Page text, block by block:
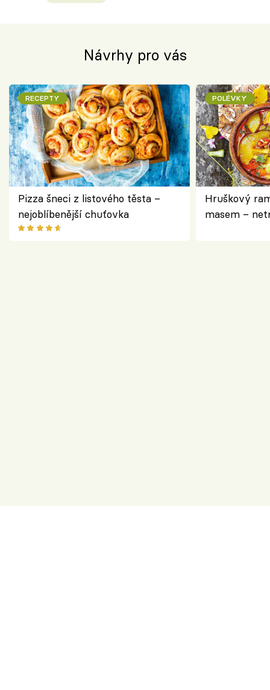
Návrhy pro vás
RECEPTY
Pizza šneci z listového těsta –
nejoblíbenější chuťovka
POLÉVKY
Hruškový
masem –